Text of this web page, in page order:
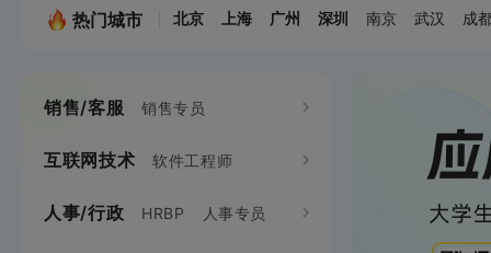
热门城市 北京 上海 广州 深圳 南京 武汉 成
销售/客服 销售专员
客户代表 销售工程师
大客户销售 电话销售
互联网技术 软件工程师
java C/C++ C# .NET
人事/行政 HRBP 人事专员
市场企划专员
平面设计师
UI设计师 交互
产品专员